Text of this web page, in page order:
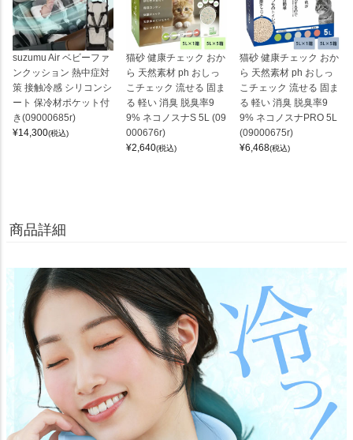
suzumu Air ベビーファ
ンクッション 熱中症対
策 接触冷感 シリコンシ
ート 保冷材ポケット付
き(09000685r)
¥14,300(税込)
猫砂 健康チェック おか
ら 天然素材 ph おしっ
こチェック 流せる 固ま
る 軽い 消臭 脱臭率9
9% ネコノスナS 5L (09
000676r)
¥2,640(税込)
猫砂 健康チェック おか
ら 天然素材 ph おしっ
こチェック 流せる 固ま
る 軽い 消臭 脱臭率9
9% ネコノスナPRO 5L
(09000675r)
¥6,468(税込)
商品詳細